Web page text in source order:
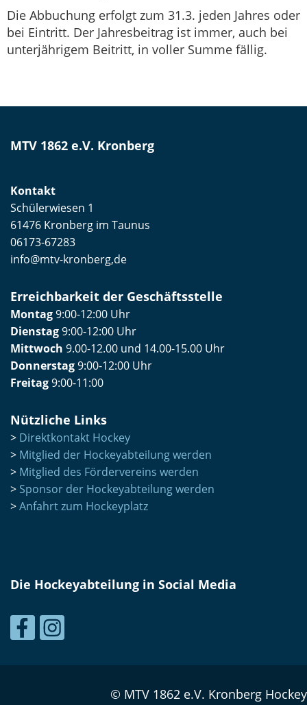
Die Abbuchung erfolgt zum 31.3. jeden Jahres oder
bei Eintritt. Der Jahresbeitrag ist immer, auch bei
unterjährigem Beitritt, in voller Summe fällig.
MTV 1862 e.V. Kronberg
Kontakt
Schülerwiesen 1
61476 Kronberg im Taunus
06173-67283
info@mtv-kronberg,de
Erreichbarkeit der Geschäftsstelle
Montag9:00-12:00 Uhr
Dienstag9:00-12:00 Uhr
Mittwoch 9.00-12.00 und 14.00-15.00 Uhr
Donnerstag9:00-12:00 Uhr
Freitag9:00-11:00
Nützliche Links
> Direktkontakt Hockey
> Mitglied der Hockeyabteilung werden
> Mitglied des Fördervereins werden
> Sponsor der Hockeyabteilung werden
>Anfahrt zum Hockeyplatz
Die Hockeyabteilung in Social Media
© MTV 1862 e.V. Kronberg Hockey